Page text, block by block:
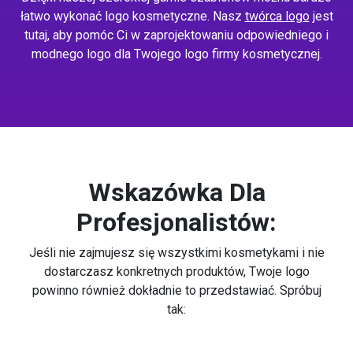
łatwo wykonać logo kosmetyczne. Nasz twórca logojest
tutaj, aby pomóc Ci w zaprojektowaniu odpowiedniego i
modnego logo dla Twojego logo firmy kosmetycznej.
Wskazówka Dla
Profesjonalistów:
Jeśli nie zajmujesz się wszystkimi kosmetykami i nie
dostarczasz konkretnych produktów, Twoje logo
powinno również dokładnie to przedstawiać. Spróbuj
tak: